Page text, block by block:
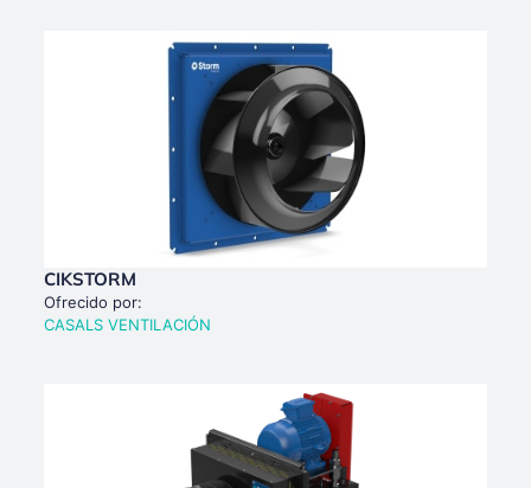
CIKSTORM
Ofrecido por:
CASALS VENTILACIÓN